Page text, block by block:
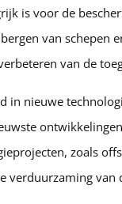
is voor de
van schepen
van de
in nieuwe
zoals
verduurzaming van